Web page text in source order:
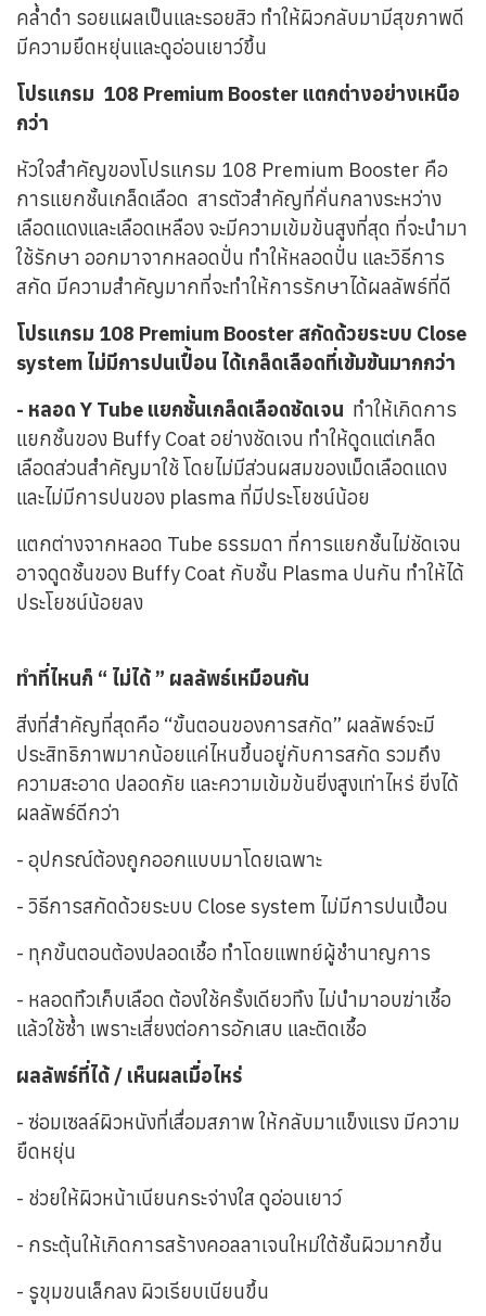
คล้ำดำ รอยแผลเป็นและรอยสิว ทำให้ผิวกลับมามีสุขภาพดี
มีความยืดหยุ่นและดูอ่อนเยาว์ขึ้น
โปรแกรม 108 Premium Booster แตกต่างอย่างเหนือ
กว่า
หัวใจสำคัญของโปรแกรม 108 Premium Booster คือ
การแยกชั้นเกล็ดเลือด สารตัวสำคัญที่คั่นกลางระหว่าง
เลือดแดงและเลือดเหลือง จะมีความเข้มข้นสูงที่สุด ที่จะนำมา
ใช้รักษา ออกมาจากหลอดปั่น ทำให้หลอดปั่น และวิธีการ
สกัด มีความสำคัญมากที่จะทำให้การรักษาได้ผลลัพธ์ที่ดี
โปรแกรม 108 Premium Booster สกัดด้วยระบบ Close
system ไม่มีการปนเปื้อน ได้เกล็ดเลือดที่เข้มข้นมากกว่า
- หลอด Y Tube แยกชั้นเกล็ดเลือดชัดเจน ทำให้เกิดการ
แยกชั้นของ Buffy Coat อย่างชัดเจน ทำให้ดูดแต่เกล็ด
เลือดส่วนสำคัญมาใช้ โดยไม่มีส่วนผสมของเม็ดเลือดแดง
และไม่มีการปนของ plasma ที่มีประโยชน์น้อย
แตกต่างจากหลอด Tube ธรรมดา ที่การแยกชั้นไม่ชัดเจน
อาจดูดชั้นของ Buffy Coat กับชั้น Plasma ปนกัน ทำให้ได้
ประโยชน์น้อยลง
ทำที่ไหนก็ “ ไม่ได้ ” ผลลัพธ์เหมือนกัน
สิ่งที่สำคัญที่สุดคือ “ขั้นตอนของการสกัด” ผลลัพธ์จะมี
ประสิทธิภาพมากน้อยแค่ไหนขึ้นอยู่กับการสกัด รวมถึง
ความสะอาด ปลอดภัย และความเข้มข้นยิ่งสูงเท่าไหร่ ยิ่งได้
ผลลัพธ์ดีกว่า
- อุปกรณ์ต้องถูกออกแบบมาโดยเฉพาะ
- วิธีการสกัดด้วยระบบ Close system ไม่มีการปนเปื้อน
- ทุกขั้นตอนต้องปลอดเชื้อ ทำโดยแพทย์ผู้ชำนาญการ
- หลอดทิ้วเก็บเลือด ต้องใช้ครั้งเดียวทิ้ง ไม่นำมาอบฆ่าเชื้อ
แล้วใช้ซ้ำ เพราะเสี่ยงต่อการอักเสบ และติดเชื้อ
ผลลัพธ์ที่ได้ / เห็นผลเมื่อไหร่
- ซ่อมเซลล์ผิวหนังที่เสื่อมสภาพ ให้กลับมาแข็งแรง มีความ
ยืดหยุ่น
- ช่วยให้ผิวหน้าเนียนกระจ่างใส ดูอ่อนเยาว์
- กระตุ้นให้เกิดการสร้างคอลลาเจนใหม่ใต้ชั้นผิวมากขึ้น
- รูขุมขนเล็กลง ผิวเรียบเนียนขึ้น